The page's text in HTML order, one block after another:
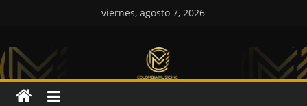
viernes, agosto 7, 2026
Colombia
Music